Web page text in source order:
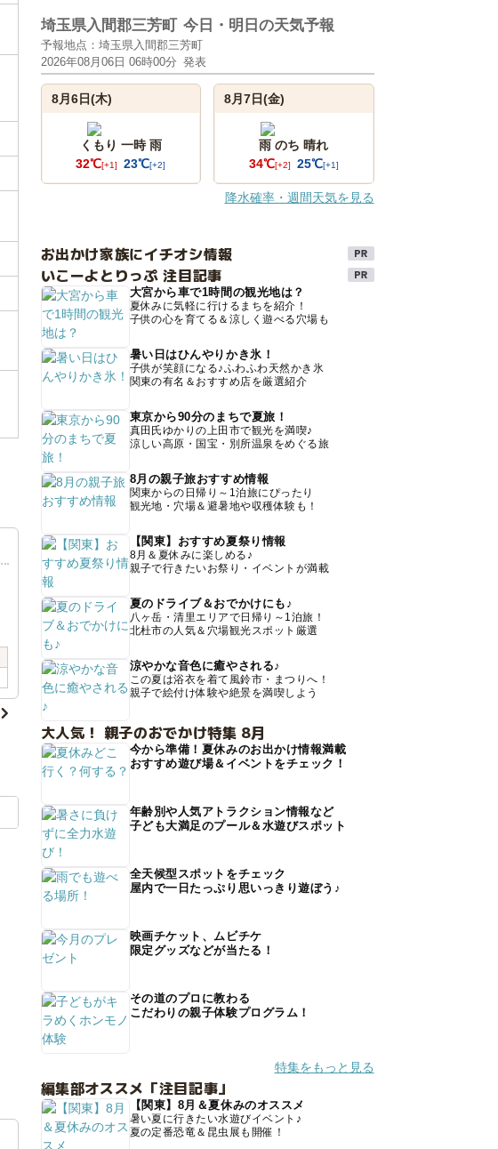
埼玉県入間郡三芳町 今日・明日の天気予報
予報地点：埼玉県入間郡三芳町
2026年08月06日 06時00分 発表
8月6日(木)
くもり 一時 雨
32℃[+1] 23℃[+2]
8月7日(金)
雨 のち 晴れ
34℃[+2] 25℃[+1]
降水確率・週間天気を見る
お出かけ家族にイチオシ情報
いこーよとりっぷ 注目記事
大宮から車で1時間の観光地は？
夏休みに気軽に行けるまちを紹介！
子供の心を育てる＆涼しく遊べる穴場も
暑い日はひんやりかき氷！
子供が笑顔になる♪ふわふわ天然かき氷
関東の有名＆おすすめ店を厳選紹介
東京から90分のまちで夏旅！
真田氏ゆかりの上田市で観光を満喫♪
涼しい高原・国宝・別所温泉をめぐる旅
8月の親子旅おすすめ情報
関東からの日帰り～1泊旅にぴったり
観光地・穴場＆避暑地や収穫体験も！
【関東】おすすめ夏祭り情報
8月＆夏休みに楽しめる♪
親子で行きたいお祭り・イベントが満載
夏のドライブ＆おでかけにも♪
八ヶ岳・清里エリアで日帰り～1泊旅！
北杜市の人気＆穴場観光スポット厳選
涼やかな音色に癒やされる♪
この夏は浴衣を着て風鈴市・まつりへ！
親子で絵付け体験や絶景を満喫しよう
大人気！ 親子のおでかけ特集 8月
今から準備！夏休みのお出かけ情報満載
おすすめ遊び場＆イベントをチェック！
年齢別や人気アトラクション情報など
子ども大満足のプール＆水遊びスポット
全天候型スポットをチェック
屋内で一日たっぷり思いっきり遊ぼう♪
映画チケット、ムビチケ
限定グッズなどが当たる！
その道のプロに教わる
こだわりの親子体験プログラム！
特集をもっと見る
編集部オススメ「注目記事」
【関東】8月＆夏休みのオススメ
暑い夏に行きたい水遊びイベント♪
夏の定番恐竜＆昆虫展も開催！